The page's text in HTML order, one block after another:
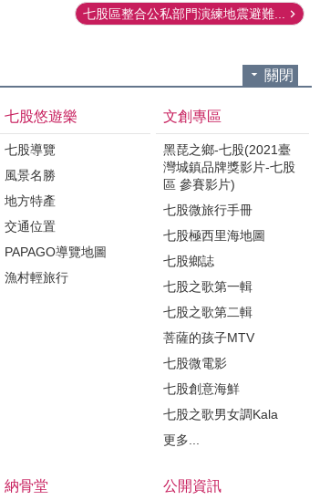
七股區整合公私部門演練地震避難...
關閉
七股悠遊樂
七股導覽
風景名勝
地方特產
交通位置
PAPAGO導覽地圖
漁村輕旅行
文創專區
黑琵之鄉-七股(2021臺
灣城鎮品牌獎影片-七股
區 參賽影片)
七股微旅行手冊
七股極西里海地圖
七股鄉誌
七股之歌第一輯
七股之歌第二輯
菩薩的孩子MTV
七股微電影
七股創意海鮮
七股之歌男女調Kala
更多...
納骨堂 公開資訊